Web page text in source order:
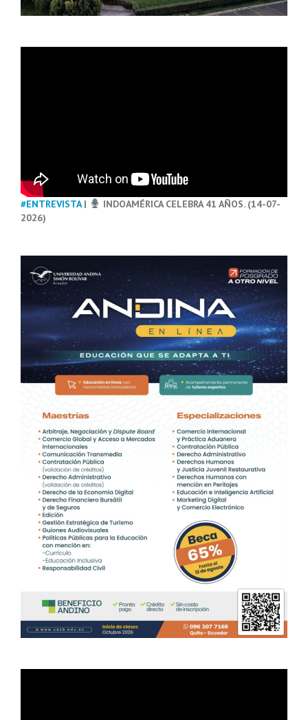
#ENTREVISTA|
INDOAMÉRICA CELEBRA 41 AÑOS. (14-07-
2026)